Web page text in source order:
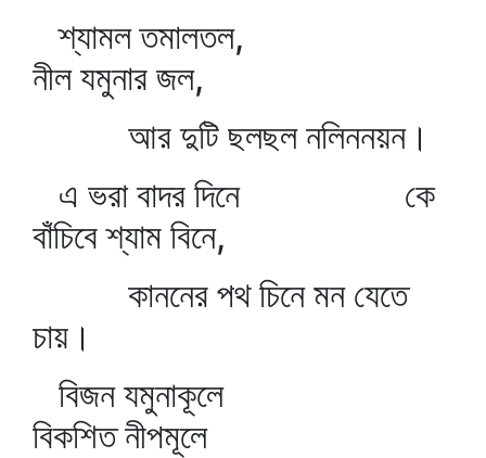
শ্যামল তমালতল,
নীল যমুনার জল,
আর দুটি ছলছল নলিননয়ন।
এ ভরা বাদর দিনে কে
বাঁচিবে শ্যাম বিনে,
কাননের পথ চিনে মন যেতে
চায়।
বিজন যমুনাকূলে
বিকশিত নীপমূলে